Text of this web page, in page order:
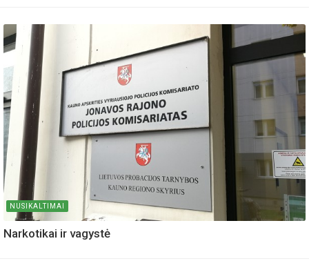
NUSIKALTIMAI
Narkotikai ir vagystė